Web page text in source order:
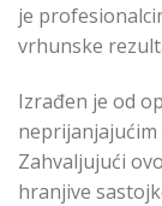
je
vrhunske
Izrađen je od
Zahvaljujući
hranjive